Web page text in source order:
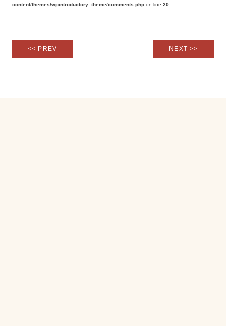
content/themes/wpintroductory_theme/comments.php on line 20
<< PREV NEXT >>